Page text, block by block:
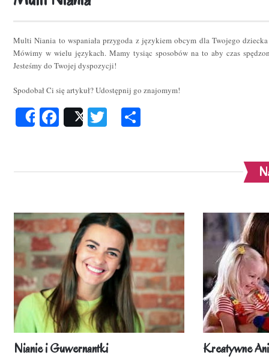
Multi Niania to wspaniała przygoda z językiem obcym dla Twojego
Mówimy w wielu językach. Mamy tysiąc sposobów na to aby czas
Jesteśmy do Twojej dyspozycji!
Spodobał Ci się artykuł? Udostępnij go znajomym!
ShareFacebook
Post Twitter
Nianie i Guwernantki Kreatywne